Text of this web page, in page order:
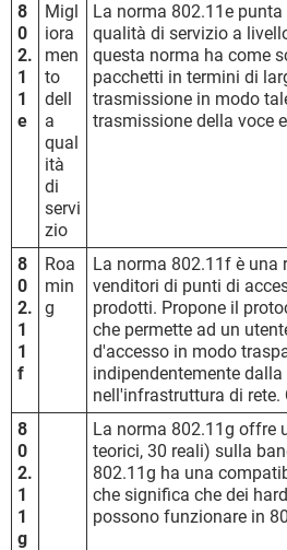
8
0
2.
1
1
e
Migl
iora
men
to
dell
a
qual
ità
di
servi
zio
La norma 802.11e
qualità di servizio a
questa norma ha come
pacchetti in termini di
trasmissione in modo
trasmissione della voce
8
0
2.
1
1
f
Roa
min
g
La norma 802.11f è una
venditori di punti di
prodotti. Propone il
che permette ad un
d'accesso in modo
indipendentemente
nell'infrastruttura di
8
0
2.
1
1
g
La norma 802.11g offre
teorici, 30 reali) sulla
802.11g ha una
che significa che dei
possono funzionare in